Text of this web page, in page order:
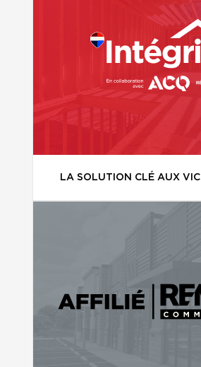
LA SOLUTION CLÉ AUX